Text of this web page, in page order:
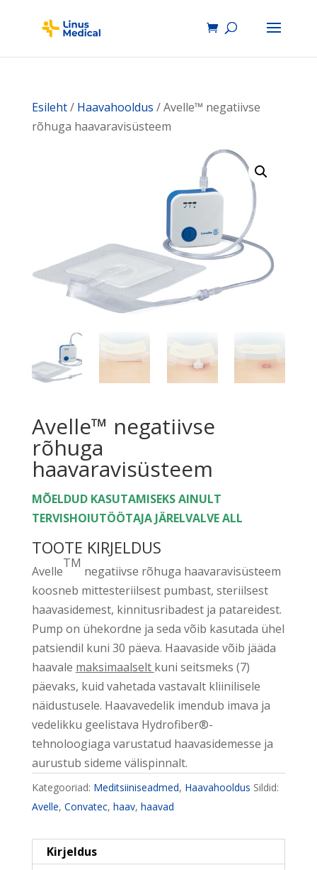
Esileht/ Haavahooldus / Avelle™ negatiivse
rõhuga haavaravisüsteem
Avelle™ negatiivse
rõhuga
haavaravisüsteem
MÕELDUD KASUTAMISEKS AINULT
TERVISHOIUTÖÖTAJA JÄRELVALVE ALL
TOOTE KIRJELDUS
Avelle
TM
negatiivse rõhuga haavaravisüsteem
koosneb mittesteriilsest pumbast, steriilsest
haavasidemest, kinnitusribadest ja patareidest.
Pump on ühekordne ja seda võib kasutada ühel
patsiendil kuni 30 päeva. Haavaside võib jääda
haavale maksimaalselt kuni seitsmeks (7)
päevaks, kuid vahetada vastavalt kliinilisele
näidustusele. Haavavedelik imendub imava ja
vedelikku geelistava Hydrofiber®-
tehnoloogiaga varustatud haavasidemesse ja
aurustub sideme välispinnalt.
Kategooriad: Meditsiiniseadmed, Haavahooldus Sildid:
Avelle, Convatec, haav, haavad
Kirjeldus